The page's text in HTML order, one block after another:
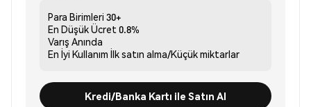
Para Birimleri 30+
En Düşük Ücret 0.8%
Varış Anında
En İyi Kullanım İlk satın alma/Küçük miktarlar
Kredi/Banka Kartı ile Satın Al